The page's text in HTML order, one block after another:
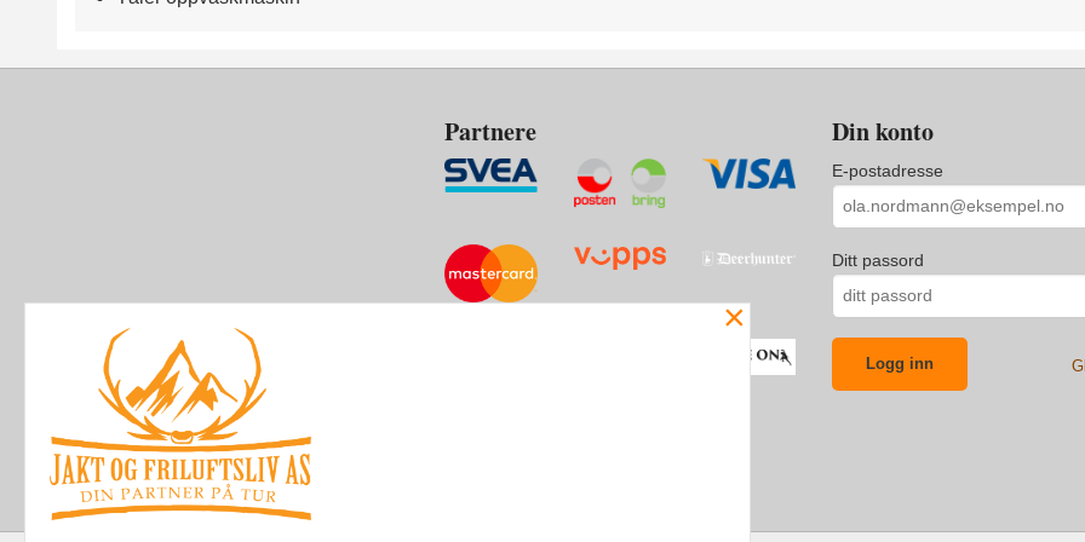
Partnere Din konto
E-postadresse
Ditt passord
×